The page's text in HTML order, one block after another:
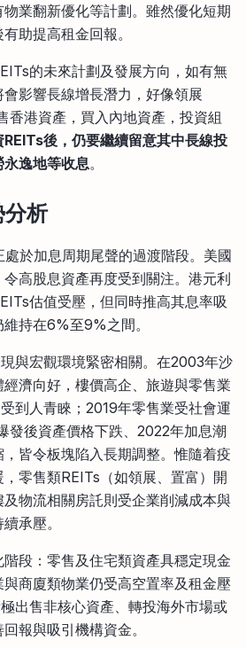
業翻新優化等計劃。雖然優化短期
助提高租金回報。
的未來計劃及發展方向，如有無
影響長線增長潛力，好像領展
香港資產，買入內地資產，投資組
REITs後，仍要繼續留意其中長線投
逸地等收息。
分析
於加息周期尾聲的過渡階段。美國
高股息資產再度受到關注。港元利
估值受壓，但同時推高其息率吸
持在6%至9%之間。
與宏觀環境緊密相關。在2003年沙
濟向好，樓價高企、旅遊與零售業
到人青睞；2019年零售業受社會運
發後資產價格下跌、2022年加息潮
皆令板塊陷入長期調整。惟隨着疫
零售類REITs（如領展、置富）開
物流相關房託則受企業削減成本與
承壓。
段：零售及住宅類資產具穩定現金
商廈類物業仍受高空置率及租金壓
出售非核心資產、轉投海外市場或
報與吸引機構資金。